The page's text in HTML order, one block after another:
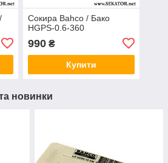
Сокира Bahco / Бако
HGPS-0.6-360
990₴
Купити
новинки